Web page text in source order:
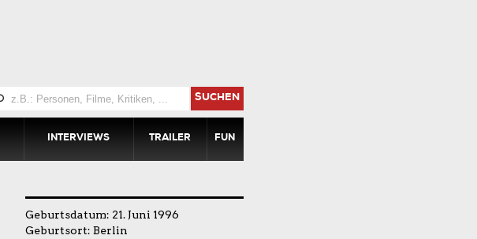
SUCHEN
INTERVIEWS TRAILER FUN
Geburtsdatum: 21. Juni 1996
Geburtsort: Berlin